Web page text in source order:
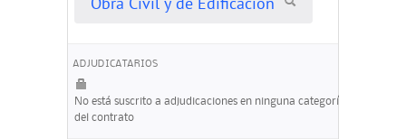
Obra Civil y de Edificación
ADJUDICATARIOS
No está suscrito a adjudicaciones en ninguna categoría
del contrato